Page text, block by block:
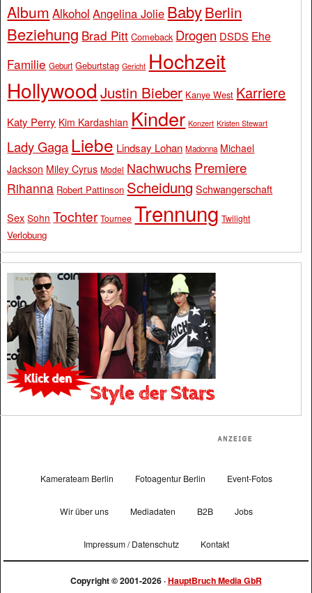
Album Alkohol Angelina Jolie BabyBerlin
Beziehung Brad Pitt Comeback Drogen DSDS Ehe
Familie Geburt Geburtstag Gericht Hochzeit
Hollywood Justin Bieber Kanye West Karriere
Katy Perry Kim Kardashian Kinder Konzert Kristen Stewart
Lady Gaga Liebe Lindsay Lohan Madonna Michael
Jackson Miley Cyrus Model Nachwuchs Premiere
Rihanna Robert Pattinson Scheidung Schwangerschaft
Sex Sohn Tochter Tournee Trennung Twilight
Verlobung
Kamerateam Berlin Fotoagentur Berlin Event-Fotos
Wir über uns Mediadaten B2B Jobs
Impressum / Datenschutz Kontakt
Copyright © 2001-2026 ·HauptBruch Media GbR